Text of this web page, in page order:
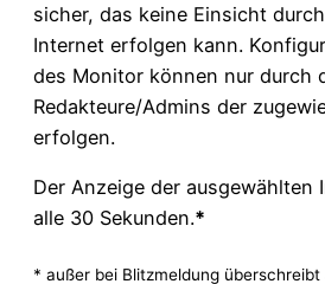
sicher, das keine Einsicht
Internet erfolgen kann.
des Monitor können nur durch
Redakteure/Admins der
erfolgen.
Der Anzeige der ausgewählten
alle 30 Sekunden.*
* außer bei Blitzmeldung überschreibt